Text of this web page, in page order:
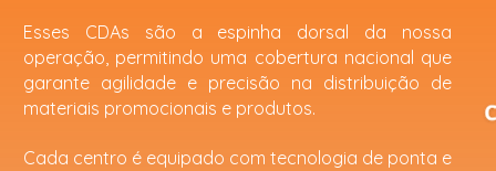
Esses CDAs são a espinha dorsal da nossa
operação, permitindo uma cobertura nacional que
garante agilidade e precisão na distribuição de
materiais promocionais e produtos.
Cada centro é equipado com tecnologia de ponta e